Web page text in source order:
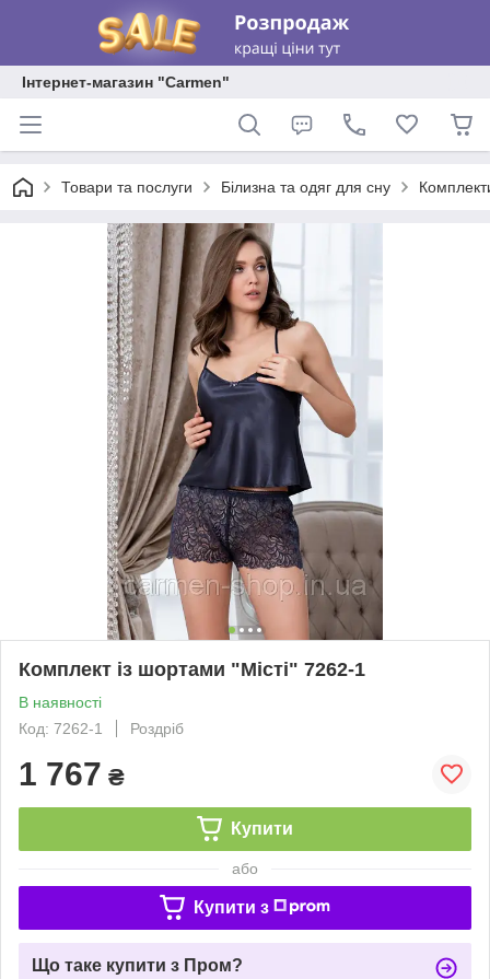
Інтернет-магазин "Carmen"
Товари та послуги Білизна та одяг для сну
Комплект із шортами "Місті" 7262-1
В наявності
Код: 7262-1
Роздріб
1 767 ₴
Купити
або
Купити з
Що таке купити з Пром?